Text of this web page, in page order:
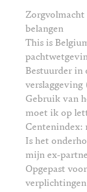
Zorgvolmacht
belangen
This is
Bestuurder in
verslaggeving
Gebruik van
moet ik op
Centenindex:
Is het
mijn ex-
Opgepast
verplichtingen